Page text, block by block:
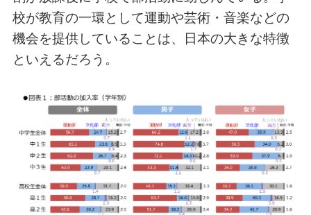
校が教育の一環として運動や芸術・音楽などの
機会を提供していることは、日本の大きな特徴
といえるだろう。